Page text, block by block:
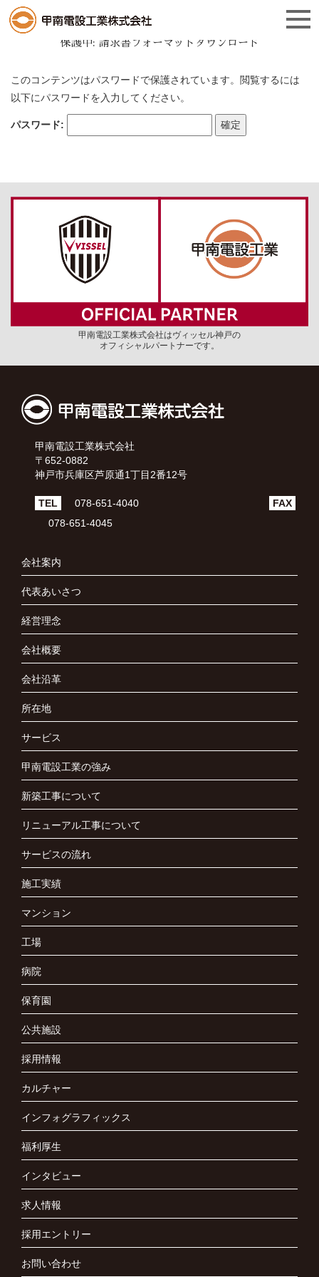
保護中: 請求書フォーマットダウンロード
このコンテンツはパスワードで保護されています。閲覧するには
以下にパスワードを入力してください。
パスワード:
甲南電設工業株式会社はヴィッセル神戸の
オフィシャルパートナーです。
甲南電設工業株式会社
〒652-0882
神戸市兵庫区芦原通1丁目2番12号
TEL 078-651-4040
FAX
078-651-4045
会社案内
代表あいさつ
経営理念
会社概要
会社沿革
所在地
サービス
甲南電設工業の強み
新築工事について
リニューアル工事について
サービスの流れ
施工実績
マンション
工場
病院
保育園
公共施設
採用情報
カルチャー
インフォグラフィックス
福利厚生
インタビュー
求人情報
採用エントリー
お問い合わせ